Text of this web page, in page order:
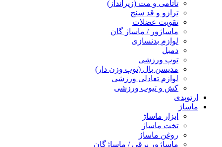
تاتامی و مت (زیرانداز)
ترازو و قد سنج
تقویت عضلات
ماساژور / ماساژ گان
لوازم بدنسازی
دمبل
توپ ورزشی
مدیسن بال (توپ وزن دار)
لوازم تعادلی ورزشی
کش و تیوب ورزشی
ارتوپدی
ماساژ
ابزار ماساژ
تخت ماساژ
روغن ماساژ
ماساژور برقی / ماساژگان